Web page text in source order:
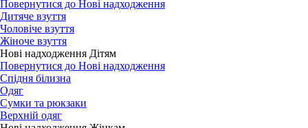
Повернутися до Нові надходження
Дитяче взуття
Чоловіче взуття
Жіноче взуття
Нові надходження Дітям
Повернутися до Нові надходження
Спідня білизна
Одяг
Сумки та рюкзаки
Верхній одяг